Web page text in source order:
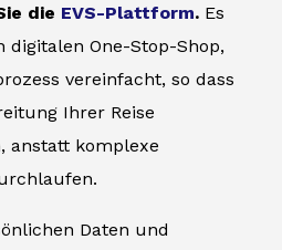
die EVS-Plattform. Es
One-Stop-Shop,
vereinfacht, so dass
Ihrer Reise
anstatt komplexe
Daten und